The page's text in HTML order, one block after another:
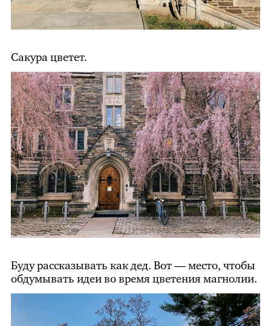
Сакура цветет.
Буду рассказывать как дед. Вот — место, чтобы
обдумывать идеи во время цветения магнолии.